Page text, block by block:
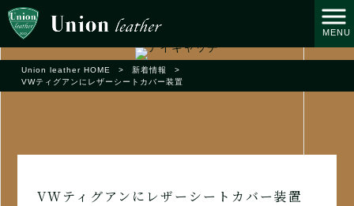
MENU
Union leather HOME > 新着情報
>
VWティグアンにレザーシートカバー装置
VWティグアンにレザーシートカバー装置